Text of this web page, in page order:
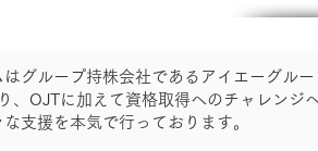
はグループ持株会社であるアイエーグル
、OJTに加えて資格取得へのチャレンジ
支援を本気で行っております。